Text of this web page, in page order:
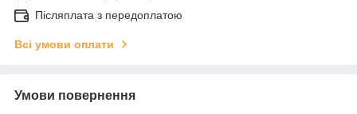
Післяплата з передоплатою
Всі умови оплати
Умови повернення